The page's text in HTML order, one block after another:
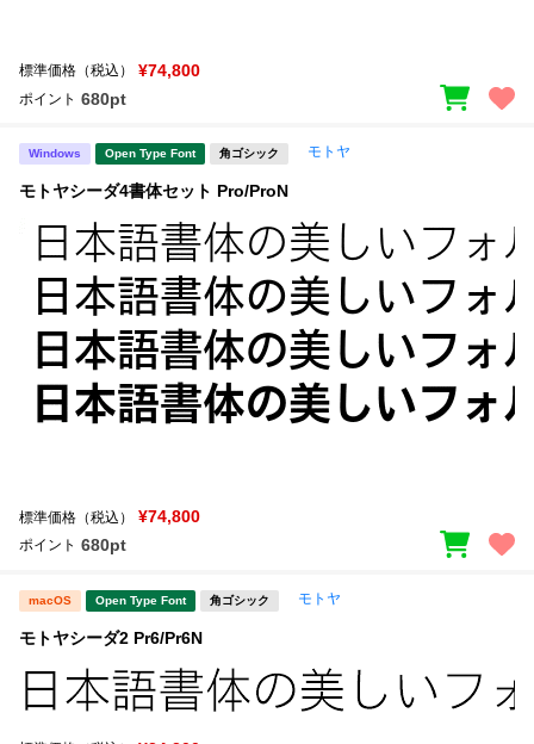
標準価格（税込） ¥74,800
ポイント 680pt
Windows Open Type Font 角ゴシック モトヤ
モトヤシーダ4書体セット Pro/ProN
標準価格（税込） ¥74,800
ポイント 680pt
macOS Open Type Font 角ゴシック モトヤ
モトヤシーダ2 Pr6/Pr6N